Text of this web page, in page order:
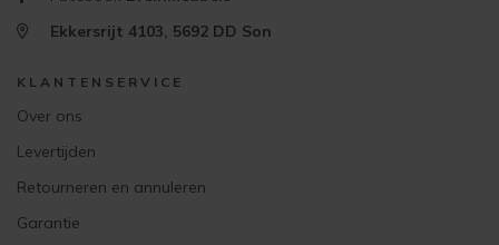
Ekkersrijt 4103, 5692 DD Son
KLANTENSERVICE
Over ons
Levertijden
Retourneren en annuleren
Garantie